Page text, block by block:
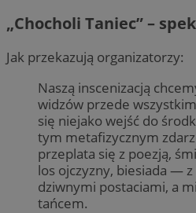
„Chocholi Taniec” –
Jak przekazują organizatorzy:
Naszą inscenizacją
widzów przede
się niejako wejść do
tym metafizycznym
przeplata się z poezją,
los ojczyzny, biesiada —
dziwnymi postaciami, a
tańcem.